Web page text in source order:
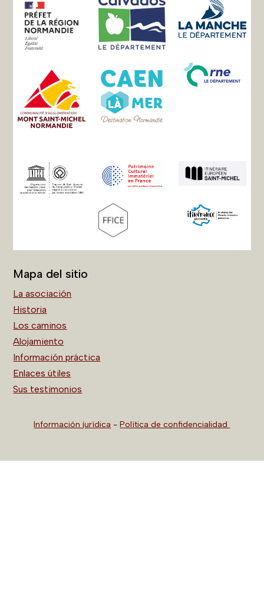
Mapa del sitio
La asociación
Historia
Los caminos
Alojamiento
Información práctica
Enlaces útiles
Sus testimonios
Información jurídica -Política de confidencialidad